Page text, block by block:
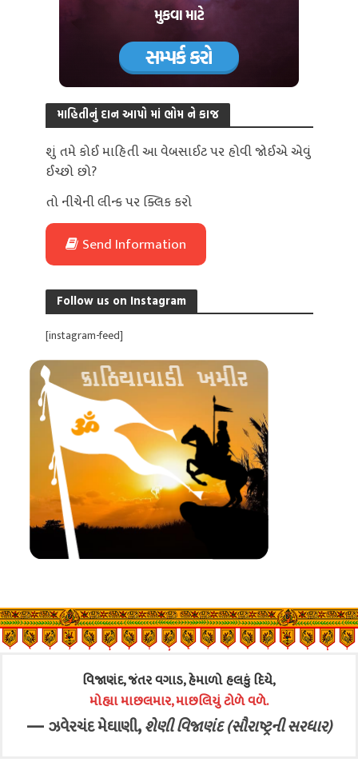
માહિતીનું દાન આપો માં ભોમ ને કાજ
શું તમે કોઈ માહિતી આ વેબસાઈટ પર હોવી જોઈએ એવું
ઈચ્છો છો?
તો નીચેની લીન્ક પર ક્લિક કરો
Send Information
Follow us on Instagram
[instagram-feed]
વિજાણંદ, જંતર વગાડ, હેમાળો હલકું દિયે,
મોહ્યા માછલમાર, માછલિયું ટોળે વળે.
—ઝવેરચંદ મેઘાણી,શેણી વિજાણંદ (સૌરાષ્ટ્રની સરધાર)